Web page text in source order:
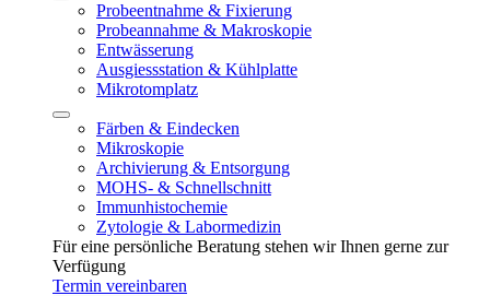
Probeentnahme & Fixierung
Probeannahme & Makroskopie
Entwässerung
Ausgiessstation & Kühlplatte
Mikrotomplatz
Färben & Eindecken
Mikroskopie
Archivierung & Entsorgung
MOHS- & Schnellschnitt
Immunhistochemie
Zytologie & Labormedizin
Für eine persönliche Beratung stehen wir Ihnen gerne zur
Verfügung
Termin vereinbaren